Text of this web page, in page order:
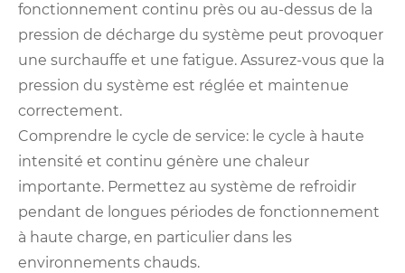
fonctionnement continu près ou au-dessus de la
pression de décharge du système peut provoquer
une surchauffe et une fatigue. Assurez-vous que la
pression du système est réglée et maintenue
correctement.
Comprendre le cycle de service: le cycle à haute
intensité et continu génère une chaleur
importante. Permettez au système de refroidir
pendant de longues périodes de fonctionnement
à haute charge, en particulier dans les
environnements chauds.